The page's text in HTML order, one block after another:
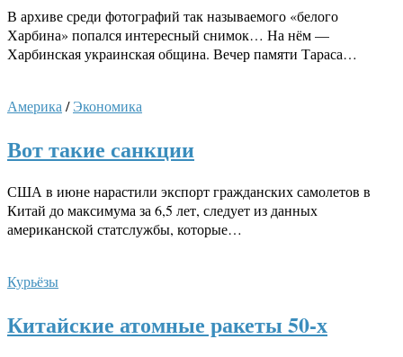
В архиве среди фотографий так называемого «белого
Харбина» попался интересный снимок… На нём —
Харбинская украинская община. Вечер памяти Тараса…
Америка /Экономика
Вот такие санкции
США в июне нарастили экспорт гражданских самолетов в
Китай до максимума за 6,5 лет, следует из данных
американской статслужбы, которые…
Курьёзы
Китайские атомные ракеты 50-х